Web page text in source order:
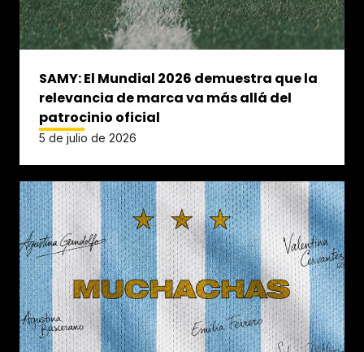
SAMY: El Mundial 2026 demuestra que la
relevancia de marca va más allá del
patrocinio oficial
5 de julio de 2026